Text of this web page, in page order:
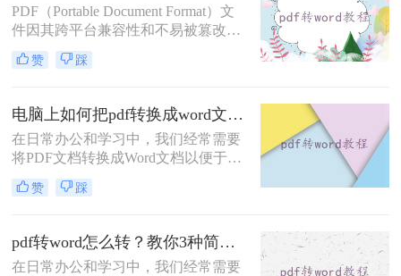
Word的方法。
PDF（Portable Document Format）文
件因其跨平台兼容性和不易被篡改的
特性，在文档分享和存储中得到了广
泛应用。然而，有时我们需要对PDF
转换成Word文档。那么pdf转成word
怎么转呢？本文将介绍两种将PDF转
换成Word的方法，包括使用专业的
PDF转换软件和在线转换工具。
赞 踩
电脑上如何把pdf转换成word文档？推荐二个快捷好用的转换方法！
在日常办公和学习中，我们经常需要
将PDF文档转换成Word文档以便于编
辑和修改。那么电脑上如何把pdf转换
成word文档呢？本文将介绍两种常用
赞 踩
pdf转word怎么转？教你3种简单转换方法！
在日常办公和学习中，我们经常需要